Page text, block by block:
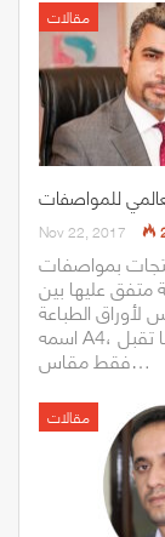
مقالات
للمواصفات
Nov 22, 2017
بمواصفات
عليها بين
الطباعة
اسمه A4، وبالتالي ستحتاج كل دولة إلى طابعات خاصة بها تقبل
فقط مقاس…
مقالات